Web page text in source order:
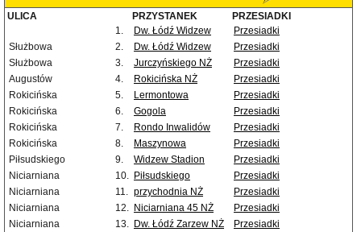
ULICA PRZYSTANEK
PRZESIADKI
1.
Dw. Łódź Widzew
Przesiadki
Służbowa
2. Dw. Łódź Widzew
Przesiadki
Służbowa
3. Jurczyńskiego NŻ
Przesiadki
Augustów
4. Rokicińska NŻ
Przesiadki
Rokicińska
5. Lermontowa
Przesiadki
Rokicińska
6. Gogola
Przesiadki
Rokicińska
7. Rondo Inwalidów
Przesiadki
Rokicińska
8. Maszynowa
Przesiadki
Piłsudskiego
9. Widzew Stadion
Przesiadki
Niciarniana
10. Piłsudskiego
Przesiadki
Niciarniana
11. przychodnia NŻ
Przesiadki
Niciarniana
12. Niciarniana 45 NŻ
Przesiadki
Niciarniana
13. Dw. Łódź Zarzew NŻ
Przesiadki